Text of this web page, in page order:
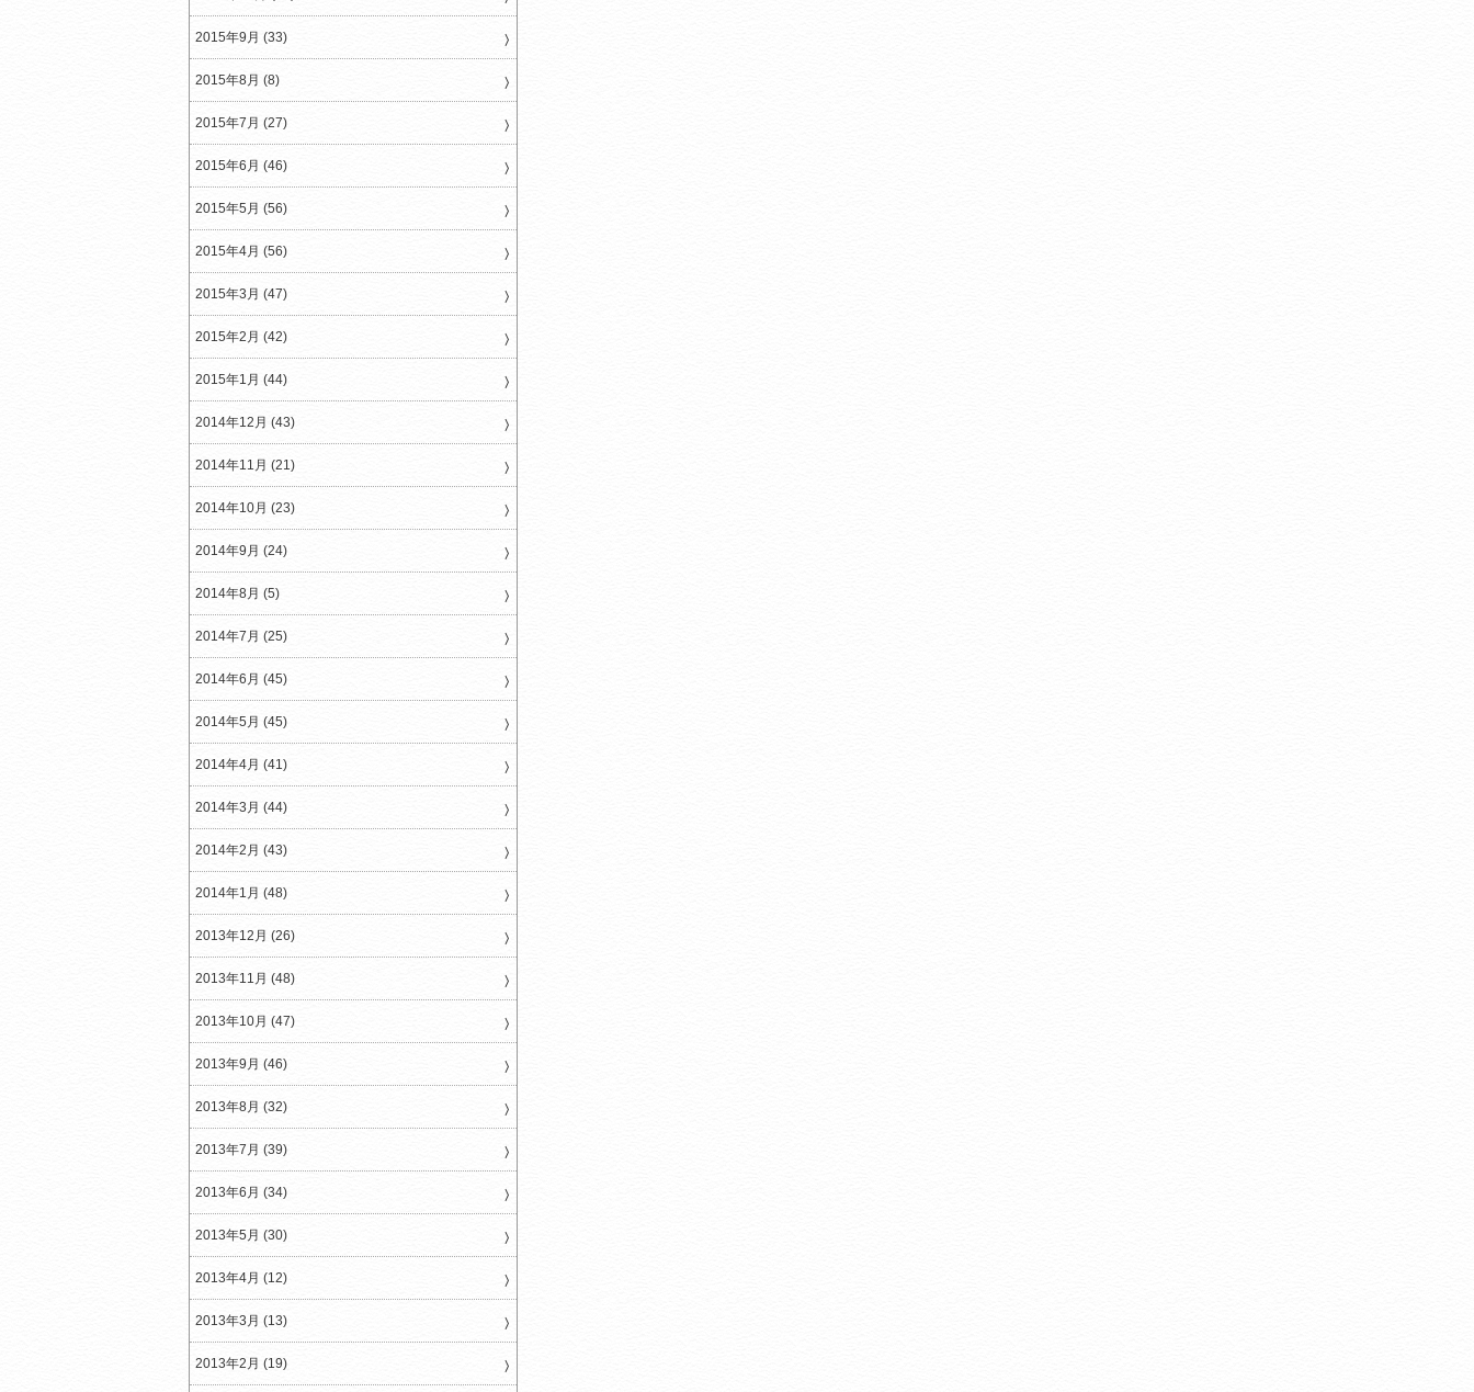
2015年9月 (33)
2015年8月 (8)
2015年7月 (27)
2015年6月 (46)
2015年5月 (56)
2015年4月 (56)
2015年3月 (47)
2015年2月 (42)
2015年1月 (44)
2014年12月 (43)
2014年11月 (21)
2014年10月 (23)
2014年9月 (24)
2014年8月 (5)
2014年7月 (25)
2014年6月 (45)
2014年5月 (45)
2014年4月 (41)
2014年3月 (44)
2014年2月 (43)
2014年1月 (48)
2013年12月 (26)
2013年11月 (48)
2013年10月 (47)
2013年9月 (46)
2013年8月 (32)
2013年7月 (39)
2013年6月 (34)
2013年5月 (30)
2013年4月 (12)
2013年3月 (13)
2013年2月 (19)